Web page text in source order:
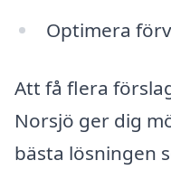
Optimera
Att få flera
Norsjö ger dig
bästa lösningen